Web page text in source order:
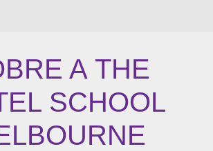
A THE
SCHOOL